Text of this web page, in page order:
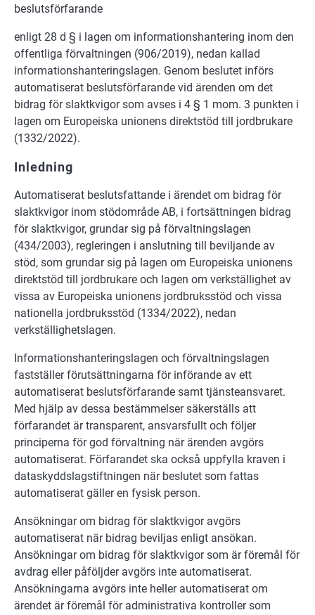
beslutsförfarande
enligt 28 d § i lagen om informationshantering inom den
offentliga förvaltningen (906/2019), nedan kallad
informationshanteringslagen. Genom beslutet införs
automatiserat beslutsförfarande vid ärenden om det
bidrag för slaktkvigor som avses i 4 § 1 mom. 3 punkten i
lagen om Europeiska unionens direktstöd till jordbrukare
(1332/2022).
Inledning
Automatiserat beslutsfattande i ärendet om bidrag för
slaktkvigor inom stödområde AB, i fortsättningen bidrag
för slaktkvigor, grundar sig på förvaltningslagen
(434/2003), regleringen i anslutning till beviljande av
stöd, som grundar sig på lagen om Europeiska unionens
direktstöd till jordbrukare och lagen om verkställighet av
vissa av Europeiska unionens jordbruksstöd och vissa
nationella jordbruksstöd (1334/2022), nedan
verkställighetslagen.
Informationshanteringslagen och förvaltningslagen
fastställer förutsättningarna för införande av ett
automatiserat beslutsförfarande samt tjänsteansvaret.
Med hjälp av dessa bestämmelser säkerställs att
förfarandet är transparent, ansvarsfullt och följer
principerna för god förvaltning när ärenden avgörs
automatiserat. Förfarandet ska också uppfylla kraven i
dataskyddslagstiftningen när beslutet som fattas
automatiserat gäller en fysisk person.
Ansökningar om bidrag för slaktkvigor avgörs
automatiserat när bidrag beviljas enligt ansökan.
Ansökningar om bidrag för slaktkvigor som är föremål för
avdrag eller påföljder avgörs inte automatiserat.
Ansökningarna avgörs inte heller automatiserat om
ärendet är föremål för administrativa kontroller som